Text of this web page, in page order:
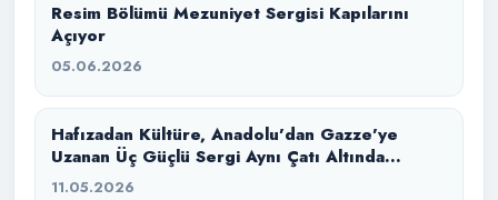
Resim Bölümü Mezuniyet Sergisi Kapılarını
Açıyor
05.06.2026
Hafızadan Kültüre, Anadolu’dan Gazze’ye
Uzanan Üç Güçlü Sergi Aynı Çatı Altında
Buluştu
11.05.2026